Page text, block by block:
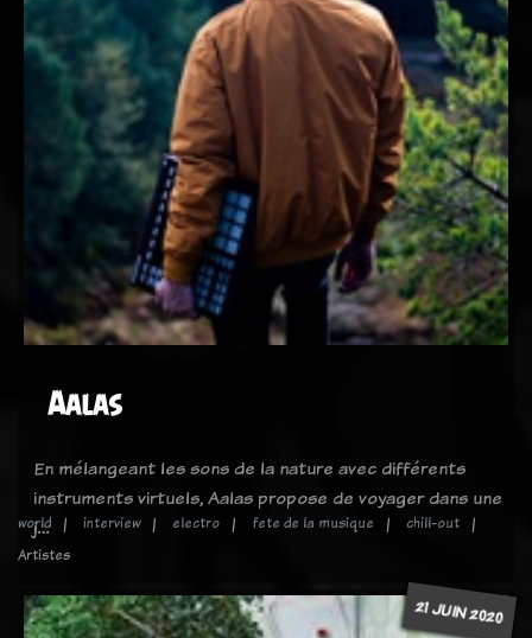
Aalas
En mélangeant les sons de la nature avec différents
instruments virtuels, Aalas propose de voyager dans une
j…
world interview electro fete de la musique
chill-out
Artistes
21 JUIN 2020